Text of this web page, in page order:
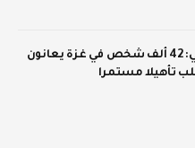
الإحصاء الفلسطيني: 42 ألف شخص في غزة يعانون
تأهيلا مستمرا